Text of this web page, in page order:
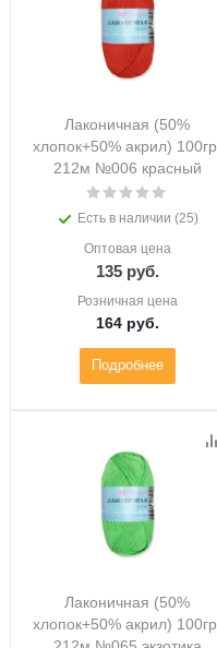
Лаконичная (50%
хлопок+50% акрил) 100гр.
212м №006 красный
Есть в наличии (25)
Оптовая цена
135руб.
Розничная цена
164руб.
Подробнее
Лаконичная (50%
хлопок+50% акрил) 100гр.